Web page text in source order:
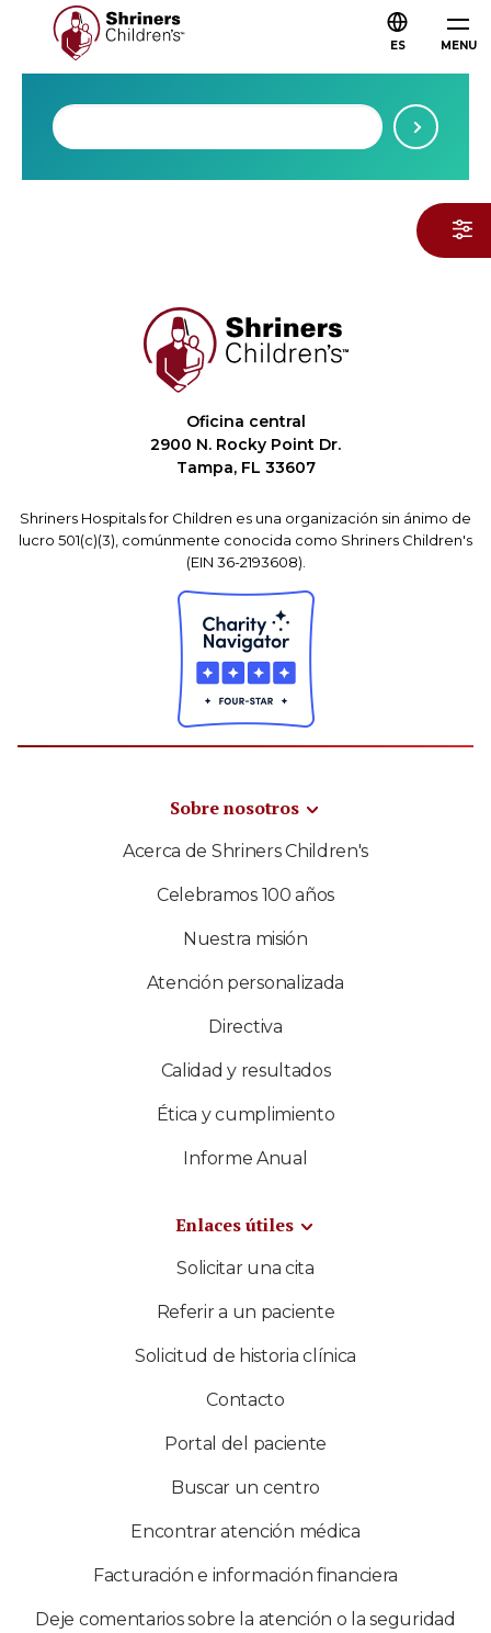
MENU
ES
Oficina central
2900 N. Rocky Point Dr.
Tampa, FL 33607
Shriners Hospitals for Children es una organización sin ánimo de
lucro 501(c)(3), comúnmente conocida como Shriners Children's
(EIN 36-2193608).
Sobre nosotros
Acerca de Shriners Children's
Celebramos 100 años
Nuestra misión
Atención personalizada
Directiva
Calidad y resultados
Ética y cumplimiento
Informe Anual
Enlaces útiles
Solicitar una cita
Referir a un paciente
Solicitud de historia clínica
Contacto
Portal del paciente
Buscar un centro
Encontrar atención médica
Facturación e información financiera
Deje comentarios sobre la atención o la seguridad